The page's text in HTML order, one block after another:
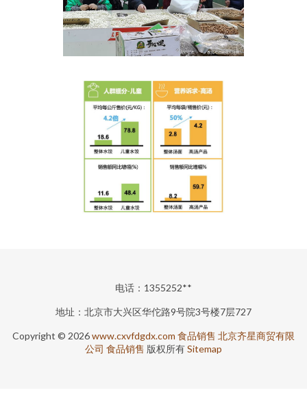
电话：1355252**
地址：北京市大兴区华佗路9号院3号楼7层727
Copyright © 2026www.cxvfdgdx.com 食品销售 北京齐星商贸有限
公司 食品销售 版权所有Sitemap